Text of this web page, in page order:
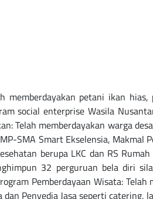
memberdayakan petani ikan
social enterprise Wasila
Telah memberdayakan warga
SMA Smart Ekselensia,
berupa LKC dan RS
32 perguruan bela diri
Pemberdayaan Wisata: